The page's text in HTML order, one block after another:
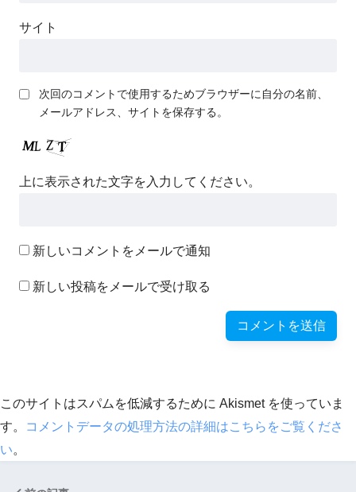
サイト
次回のコメントで使用するためブラウザーに自分の名前、
メールアドレス、サイトを保存する。
上に表示された文字を入力してください。
新しいコメントをメールで通知
新しい投稿をメールで受け取る
このサイトはスパムを低減するために Akismet を使っていま
す。
コメントデータの処理方法の詳細はこちらをご覧くださ
い。